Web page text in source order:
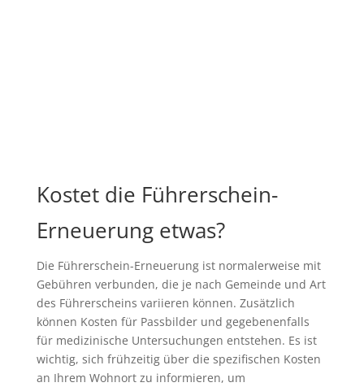
Kostet die Führerschein-
Erneuerung etwas?
Die Führerschein-Erneuerung ist normalerweise mit
Gebühren verbunden, die je nach Gemeinde und Art
des Führerscheins variieren können. Zusätzlich
können Kosten für Passbilder und gegebenenfalls
für medizinische Untersuchungen entstehen. Es ist
wichtig, sich frühzeitig über die spezifischen Kosten
an Ihrem Wohnort zu informieren, um